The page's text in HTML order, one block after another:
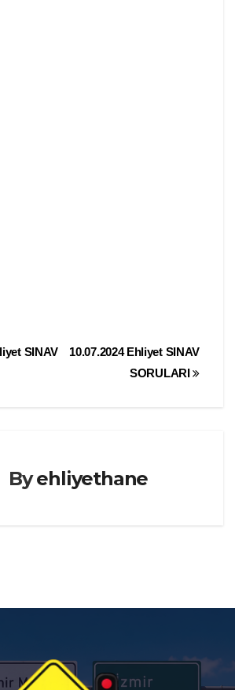
10.07.2024 Ehliyet SINAV
SORULARI
SINAV
Byehliyethane